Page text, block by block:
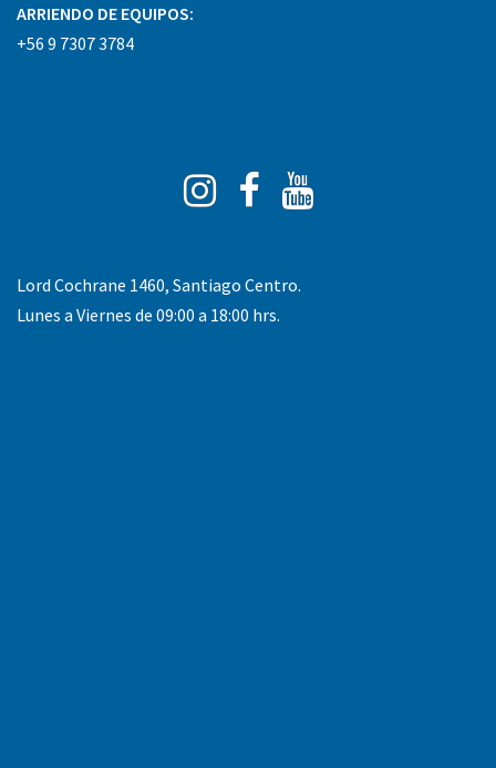
ARRIENDO DE EQUIPOS:
+56 9 7307 3784
Instagram
Facebook
Tube
Lord Cochrane 1460, Santiago Centro.
Lunes a Viernes de 09:00 a 18:00 hrs.